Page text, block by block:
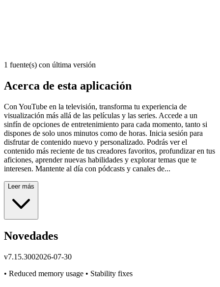
1 fuente(s) con última versión
Acerca de esta aplicación
Con YouTube en la televisión, transforma tu experiencia de
visualización más allá de las películas y las series. Accede a un
sinfín de opciones de entretenimiento para cada momento, tanto si
dispones de solo unos minutos como de horas. Inicia sesión para
disfrutar de contenido nuevo y personalizado. Podrás ver el
contenido más reciente de tus creadores favoritos, profundizar en tus
aficiones, aprender nuevas habilidades y explorar temas que te
interesen. Mantente al día con pódcasts y canales de...
Leer más
Novedades
v7.15.3002026-07-30
• Reduced memory usage • Stability fixes